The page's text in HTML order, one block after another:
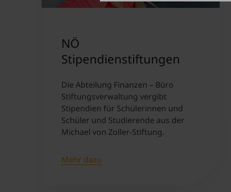
NÖ
Stipendienstiftungen
Die Abteilung Finanzen – Büro
Stiftungsverwaltung vergibt
Stipendien für Schülerinnen und
Schüler und Studierende aus der
Michael von Zoller-Stiftung.
Mehr dazu